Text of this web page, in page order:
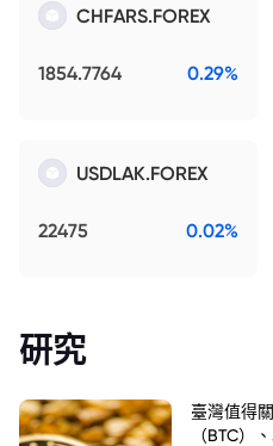
CHFARS.FOREX
1854.7764 0.29%
USDLAK.FOREX
22475 0.02%
研究
臺灣值得
（BTC）